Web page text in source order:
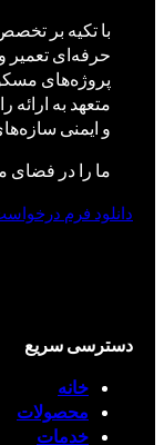
با تکیه بر
حرفه‌ای تعمیر
پروژه‌های
متعهد به ارائه
و ایمنی
ما را در فضای
دانلود فرم
دسترسی سریع
خانه
محصولات
خدمات